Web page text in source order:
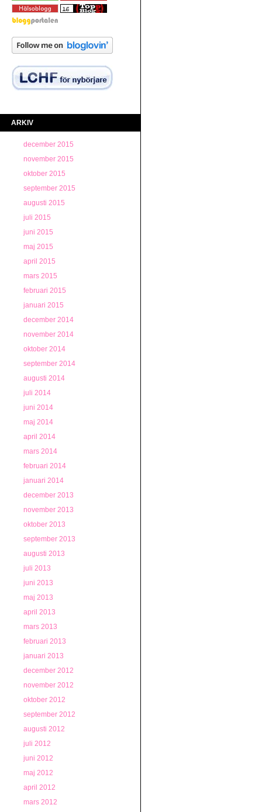
ARKIV
december 2015
november 2015
oktober 2015
september 2015
augusti 2015
juli 2015
juni 2015
maj 2015
april 2015
mars 2015
februari 2015
januari 2015
december 2014
november 2014
oktober 2014
september 2014
augusti 2014
juli 2014
juni 2014
maj 2014
april 2014
mars 2014
februari 2014
januari 2014
december 2013
november 2013
oktober 2013
september 2013
augusti 2013
juli 2013
juni 2013
maj 2013
april 2013
mars 2013
februari 2013
januari 2013
december 2012
november 2012
oktober 2012
september 2012
augusti 2012
juli 2012
juni 2012
maj 2012
april 2012
mars 2012